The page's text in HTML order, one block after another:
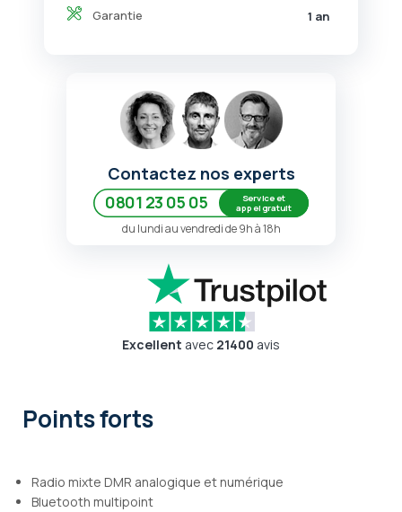
Garantie
1 an
Contactez nos experts
0801 23 05 05
Service et
appel gratuit
du lundi au vendredi de 9h à 18h
Excellent avec 21400 avis
Points forts
Radio mixte DMR analogique et numérique
Bluetooth multipoint